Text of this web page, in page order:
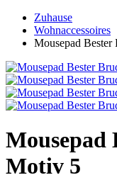
Zuhause
Wohnaccessoires
Mousepad
Mousepad
Motiv 5